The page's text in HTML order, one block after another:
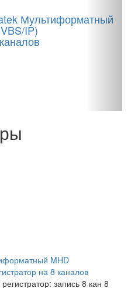
Мультиформатный
IP)
MHD
на 8 каналов
запись 8 кан 8